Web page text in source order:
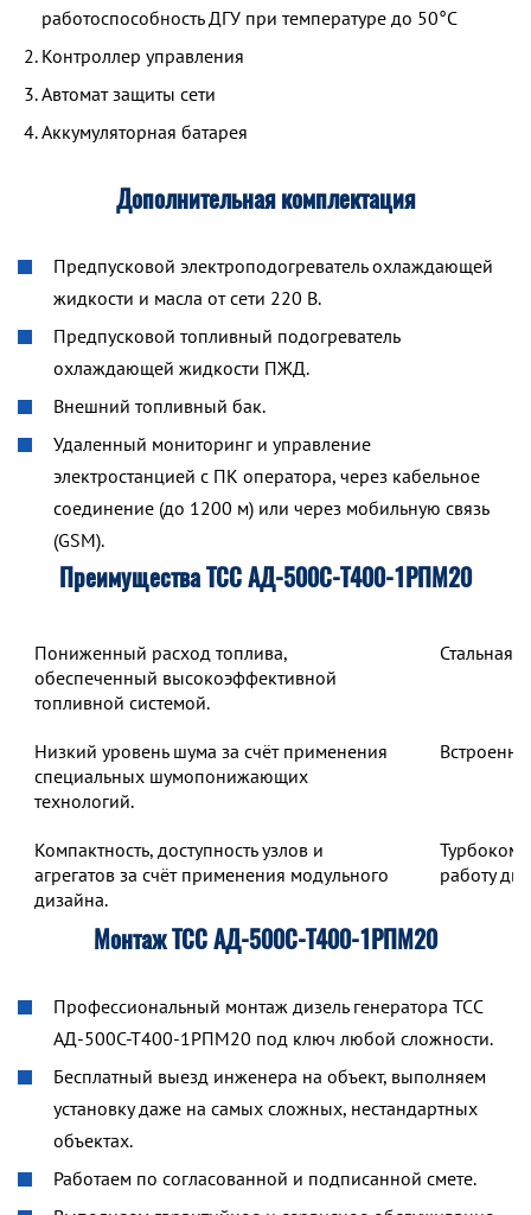
работоспособность ДГУ при температуре до 50°С
Контроллер управления
Автомат защиты сети
Аккумуляторная батарея
Дополнительная комплектация
Предпусковой электроподогреватель охлаждающей
жидкости и масла от сети 220 В.
Предпусковой топливный подогреватель
охлаждающей жидкости ПЖД.
Внешний топливный бак.
Удаленный мониторинг и управление
электростанцией с ПК оператора, через кабельное
соединение (до 1200 м) или через мобильную связь
(GSM).
Преимущества ТСС АД-500С-Т400-1РПМ20
Пониженный расход топлива,
обеспеченный высокоэффективной
топливной системой.
Стальная
Низкий уровень шума за счёт применения
специальных шумопонижающих
технологий.
Компактность, доступность узлов и
агрегатов за счёт применения модульного
дизайна.
работу
Монтаж ТСС АД-500С-Т400-1РПМ20
Профессиональный монтаж дизель генератора ТСС
АД-500С-Т400-1РПМ20 под ключ любой сложности.
Бесплатный выезд инженера на объект, выполняем
установку даже на самых сложных, нестандартных
объектах.
Работаем по согласованной и подписанной смете.